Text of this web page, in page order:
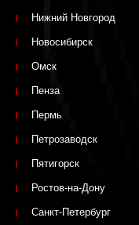
Нижний Новгород
Новосибирск
Омск
Пенза
Пермь
Петрозаводск
Пятигорск
Ростов-на-Дону
Санкт-Петербург